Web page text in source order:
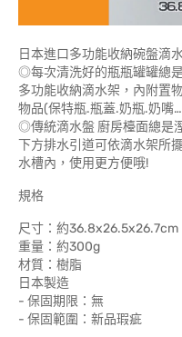
日本進口多功能收納碗盤滴
◎每次清洗好的瓶瓶罐罐總
多功能收納滴水架，內附置
物品(保特瓶.瓶蓋.奶瓶.奶嘴
◎傳統滴水盤 廚房檯面總是
下方排水引道可依滴水架所
水槽內，使用更方便哦!
規格
尺寸：約36.8x26.5x26.7cm
重量：約300g
材質：樹脂
日本製造
- 保固期限：無
- 保固範圍：新品瑕疵